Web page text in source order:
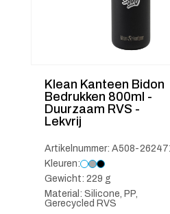
Klean Kanteen Bidon
Bedrukken 800ml -
Duurzaam RVS -
Lekvrij
Artikelnummer: A508-
Kleuren:
Gewicht: 229 g
Material: Silicone, PP,
Gerecycled RVS